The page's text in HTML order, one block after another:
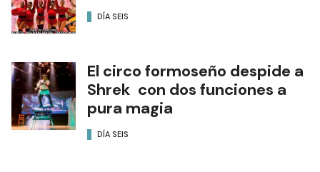
DÍA SEIS
El circo formoseño despide a
Shrek con dos funciones a
pura magia
DÍA SEIS